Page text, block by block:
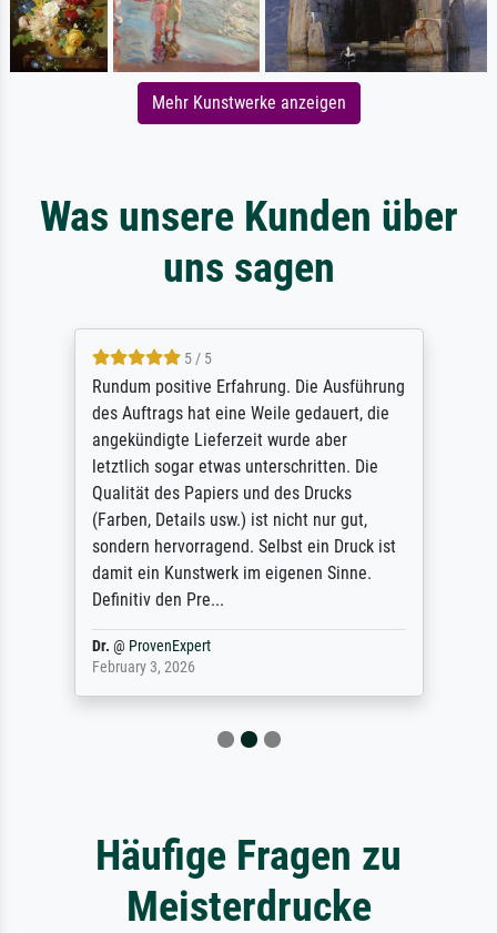
Mehr Kunstwerke anzeigen
Was unsere Kunden über
uns sagen
5 / 5
Rundum positive Erfahrung. Die Ausführung
des Auftrags hat eine Weile gedauert, die
angekündigte Lieferzeit wurde aber
letztlich sogar etwas unterschritten. Die
Qualität des Papiers und des Drucks
(Farben, Details usw.) ist nicht nur gut,
sondern hervorragend. Selbst ein Druck ist
damit ein Kunstwerk im eigenen Sinne.
Definitiv den Pre...
Dr. @ ProvenExpert
February 3, 2026
Häufige Fragen zu
Meisterdrucke